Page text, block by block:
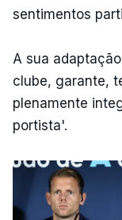
sentimentos
A sua
clube, garante,
plenamente
portista'.